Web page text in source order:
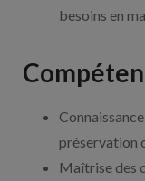
besoins en
préservation
Maîtrise des